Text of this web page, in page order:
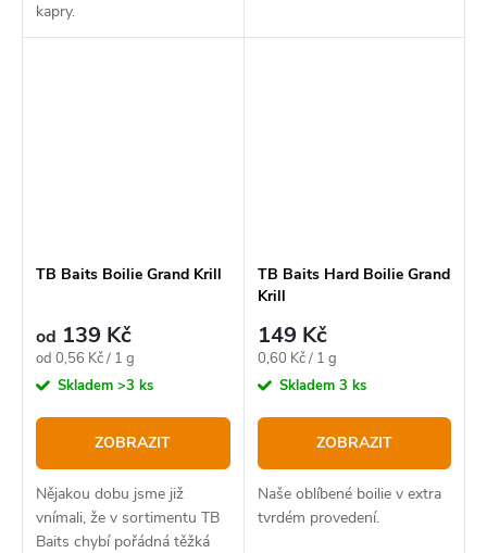
kapry.
TB Baits Boilie Grand Krill
od 139 Kč
Měrná
cena:
od 0,56 Kč / 1 g
Skladem >3 ks
ZOBRAZIT
Nějakou dobu jsme již
vnímali, že v sortimentu TB
Baits chybí pořádná těžká
TB Baits Hard Boilie Grand
Krill
149 Kč
Měrná
cena:
0,60 Kč / 1 g
Skladem 3 ks
ZOBRAZIT
Naše oblíbené boilie v extra
tvrdém provedení.